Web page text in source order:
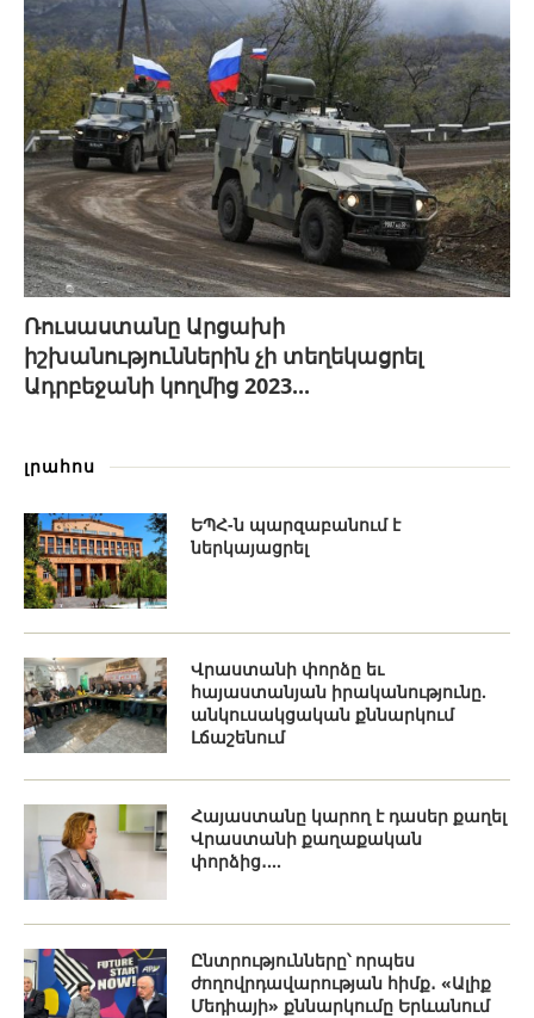
Ռուսաստանը Արցախի
իշխանություններին չի տեղեկացրել
Ադրբեջանի կողմից 2023...
լրահոս
ԵՊՀ-ն պարզաբանում է
ներկայացրել
Վրաստանի փորձը եւ
հայաստանյան իրականությունը.
անկուսակցական քննարկում
Լճաշենում
Հայաստանը կարող է դասեր քաղել
Վրաստանի քաղաքական
փորձից․...
Ընտրությունները՝ որպես
ժողովրդավարության հիմք․ «Ալիք
Մեդիայի» քննարկումը Երևանում